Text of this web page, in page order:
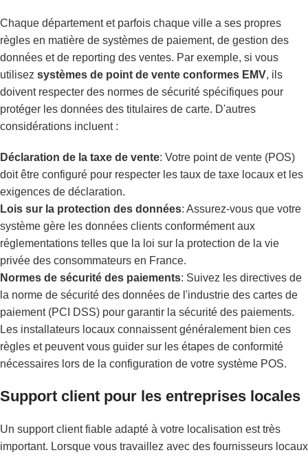
Chaque département et parfois chaque ville a ses propres
règles en matière de systèmes de paiement, de gestion des
données et de reporting des ventes. Par exemple, si vous
utilisez systèmes de point de vente conformes EMV, ils
doivent respecter des normes de sécurité spécifiques pour
protéger les données des titulaires de carte. D'autres
considérations incluent :
Déclaration de la taxe de vente: Votre point de vente (POS)
doit être configuré pour respecter les taux de taxe locaux et les
exigences de déclaration.
Lois sur la protection des données: Assurez-vous que votre
système gère les données clients conformément aux
réglementations telles que la loi sur la protection de la vie
privée des consommateurs en France.
Normes de sécurité des paiements: Suivez les directives de
la norme de sécurité des données de l'industrie des cartes de
paiement (PCI DSS) pour garantir la sécurité des paiements.
Les installateurs locaux connaissent généralement bien ces
règles et peuvent vous guider sur les étapes de conformité
nécessaires lors de la configuration de votre système POS.
Support client pour les entreprises locales
Un support client fiable adapté à votre localisation est très
important. Lorsque vous travaillez avec des fournisseurs locaux